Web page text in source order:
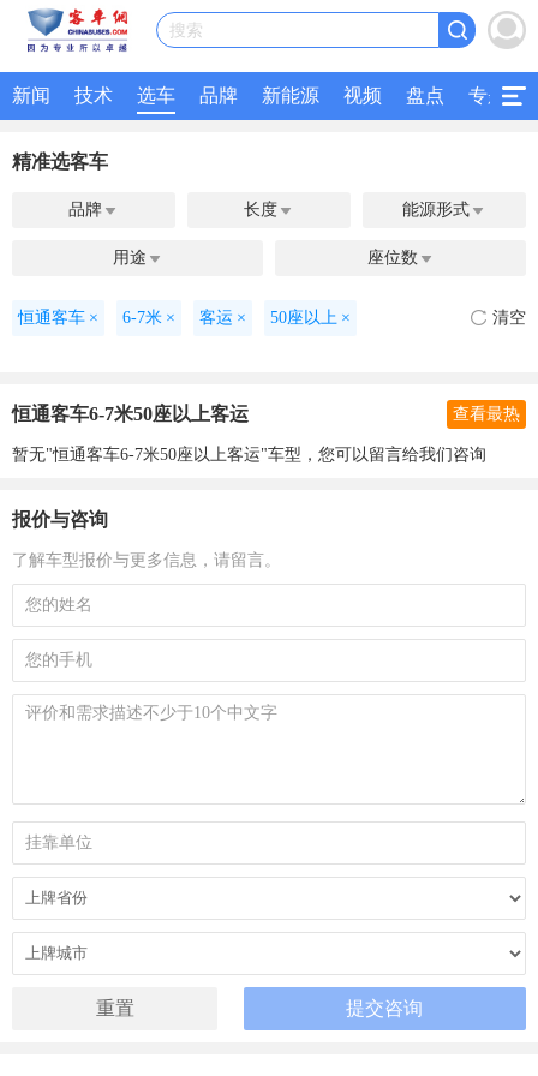
搜索
新闻 技术 选车 品牌 新能源 视频 盘点 专题
精准选客车
品牌  长度  能源形式 
用途  座位数 
恒通客车 × 6-7米 × 客运 × 50座以上 × 清空
恒通客车6-7米50座以上客运 查看最热
暂无"恒通客车6-7米50座以上客运"车型，您可以留言给我们咨询
报价与咨询
了解车型报价与更多信息，请留言。